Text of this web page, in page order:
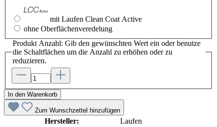
mit Laufen Clean Coat Active
ohne Oberflächenveredelung
Produkt Anzahl: Gib den gewünschten Wert ein oder benutze
die Schaltflächen um die Anzahl zu erhöhen oder zu
reduzieren.
In den Warenkorb
Zum Wunschzettel hinzufügen
Hersteller: Laufen